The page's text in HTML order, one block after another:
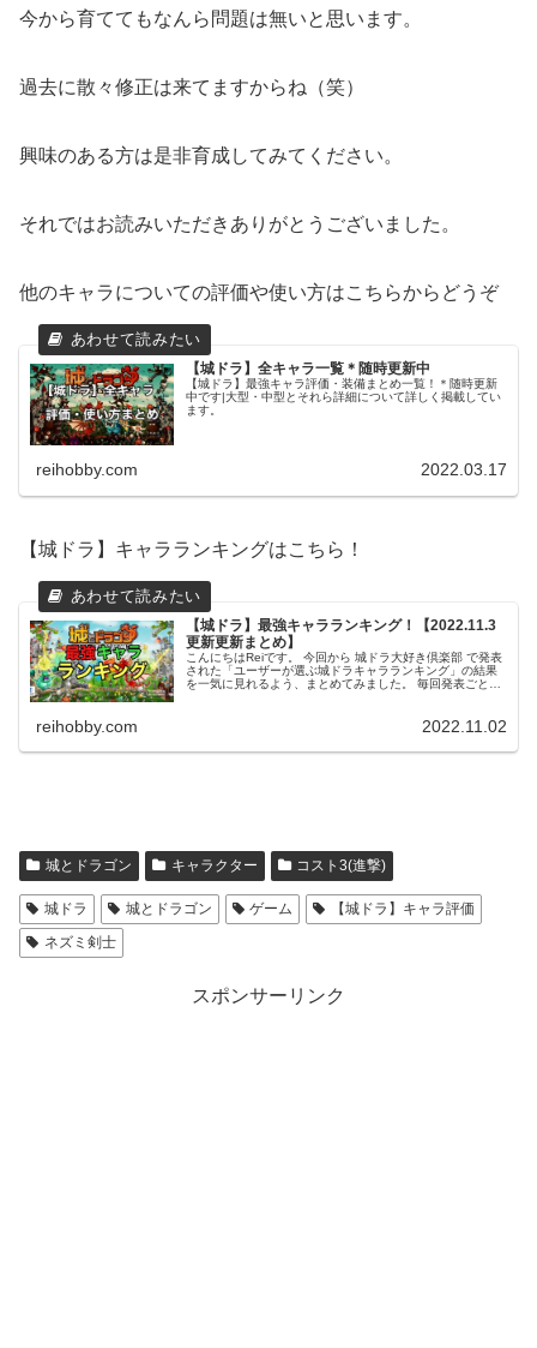
今から育ててもなんら問題は無いと思います。
過去に散々修正は来てますからね（笑）
興味のある方は是非育成してみてください。
それではお読みいただきありがとうございました。
他のキャラについての評価や使い方はこちらからどうぞ
【城ドラ】全キャラ一覧＊随時更新中
【城ドラ】最強キャラ評価・装備まとめ一覧！＊随時更新
中です|大型・中型とそれら詳細について詳しく掲載してい
ます。
reihobby.com 2022.03.17
【城ドラ】キャラランキングはこちら！
【城ドラ】最強キャラランキング！【2022.11.3
更新更新まとめ】
こんにちはReiです。 今回から 城ドラ大好き倶楽部 で発表
された「ユーザーが選ぶ城ドラキャラランキング」の結果
を一気に見れるよう、まとめてみました。 毎回発表ごとに
reihobby.com 2022.11.02
城とドラゴン キャラクター コスト3(進撃)
城ドラ 城とドラゴン ゲーム
【城ドラ】キャラ評価
ネズミ剣士
スポンサーリンク